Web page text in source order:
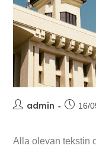
admin 16/
Alla olevan tekstin